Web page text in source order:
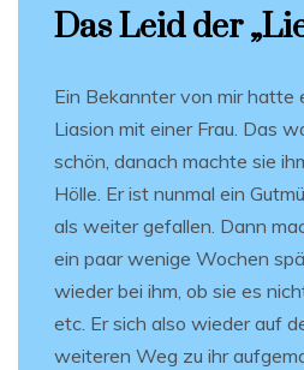
Das Leid der
Ein Bekannter von mir hatte
Liasion mit einer Frau. Das
schön, danach machte sie
Hölle. Er ist nunmal ein
als weiter gefallen. Dann
ein paar wenige Wochen
wieder bei ihm, ob sie es
etc. Er sich also wieder auf
weiteren Weg zu ihr